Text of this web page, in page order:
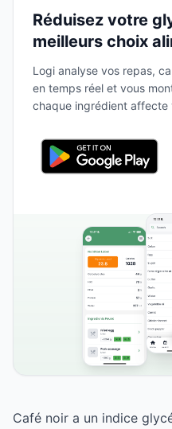
Réduisez votre
meilleurs choix
Logi analyse vos repas,
en temps réel et vous
chaque ingrédient affecte
Café noir a un indice